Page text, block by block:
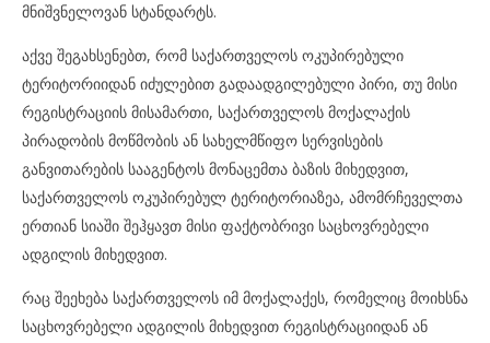
მნიშვნელოვან სტანდარტს.
აქვე შეგახსენებთ, რომ საქართველოს ოკუპირებული
ტერიტორიიდან იძულებით გადაადგილებული პირი, თუ მისი
რეგისტრაციის მისამართი, საქართველოს მოქალაქის
პირადობის მოწმობის ან სახელმწიფო სერვისების
განვითარების სააგენტოს მონაცემთა ბაზის მიხედვით,
საქართველოს ოკუპირებულ ტერიტორიაზეა, ამომრჩეველთა
ერთიან სიაში შეჰყავთ მისი ფაქტობრივი საცხოვრებელი
ადგილის მიხედვით.
რაც შეეხება საქართველოს იმ მოქალაქეს, რომელიც მოიხსნა
საცხოვრებელი ადგილის მიხედვით რეგისტრაციიდან ან